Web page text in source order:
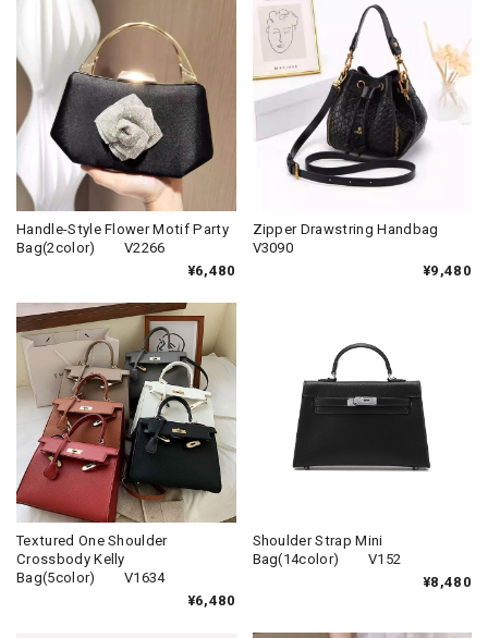
Handle-Style Flower Motif Party
Bag(2color) V2266
¥6,480
Zipper Drawstring Handbag
V3090
¥9,480
Textured One Shoulder
Crossbody Kelly
Bag(5color) V1634
¥6,480
Shoulder Strap Mini
Bag(14color) V152
¥8,480